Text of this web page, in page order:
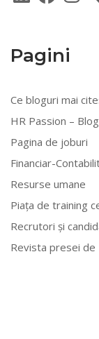
Pagini
Ce bloguri mai
HR Passion –
Pagina de joburi
Financiar-
Resurse umane
Piața de training
Recrutori și
Revista presei de